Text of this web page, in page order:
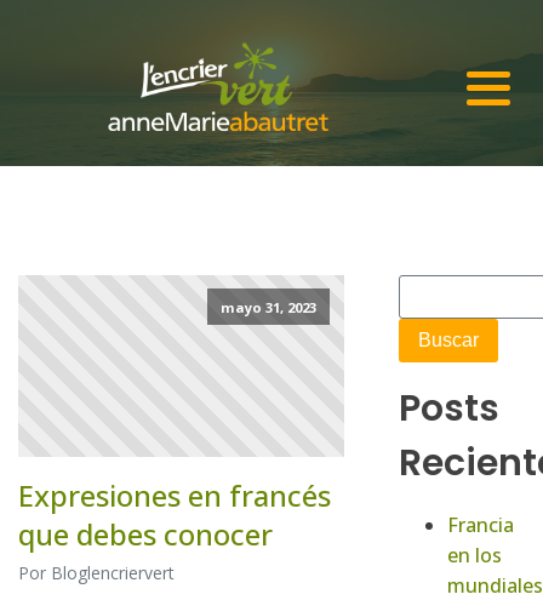
mayo 31, 2023
Expresiones en francés
que debes conocer
Por Bloglencriervert
Posts
Francia
en los
mundiales